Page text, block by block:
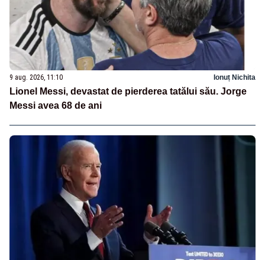
9 aug. 2026, 11:10 Ionuț Nichita
Lionel Messi, devastat de pierderea tatălui său. Jorge
Messi avea 68 de ani